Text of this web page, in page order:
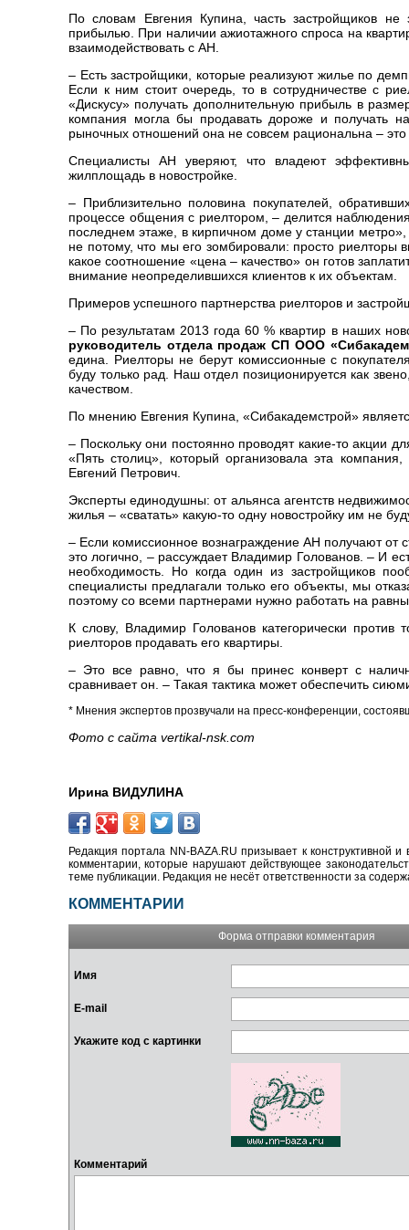
По словам Евгения Купина, часть застройщиков не
прибылью. При наличии ажиотажного спроса на
взаимодействовать с АН.
– Есть застройщики, которые реализуют жилье по
Если к ним стоит очередь, то в сотрудничестве с
«Дискусу» получать дополнительную прибыль в
компания могла бы продавать дороже и получать
рыночных отношений она не совсем рациональна – это
Специалисты АН уверяют, что владеют
жилплощадь в новостройке.
– Приблизительно половина покупателей,
процессе общения с риелтором, – делится
последнем этаже, в кирпичном доме у станции
не потому, что мы его зомбировали: просто риелторы
какое соотношение «цена – качество» он готов
внимание неопределившихся клиентов к их объектам.
Примеров успешного партнерства риелторов и
– По результатам 2013 года 60 % квартир в наших
руководитель отдела продаж СП ООО
едина. Риелторы не берут комиссионные с
буду только рад. Наш отдел позиционируется как
качеством.
По мнению Евгения Купина, «Сибакадемстрой»
– Поскольку они постоянно проводят какие-то акции
«Пять столиц», который организовала эта
Евгений Петрович.
Эксперты единодушны: от альянса агентств
жилья – «сватать» какую-то одну новостройку им не
– Если комиссионное вознаграждение АН получают от
это логично, – рассуждает Владимир Голованов. – И
необходимость. Но когда один из застройщиков
специалисты предлагали только его объекты, мы
поэтому со всеми партнерами нужно работать на
К слову, Владимир Голованов категорически
риелторов продавать его квартиры.
– Это все равно, что я бы принес конверт с
сравнивает он. – Такая тактика может обеспечить
* Мнения экспертов прозвучали на пресс-конференции,
Фото с сайта vertikal-nsk.com
Ирина ВИДУЛИНА
Редакция портала NN-BAZA.RU призывает к конструктивной
комментарии, которые нарушают действующее
теме публикации. Редакция не несёт ответственности за
КОММЕНТАРИИ
Форма отправки комментария
Имя
E-mail
Укажите код с картинки
Комментарий